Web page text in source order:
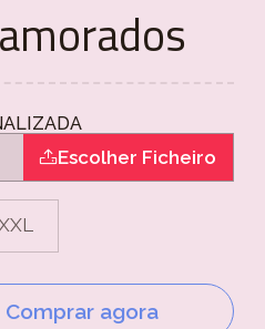
Escolher Ficheiro
Comprar agora